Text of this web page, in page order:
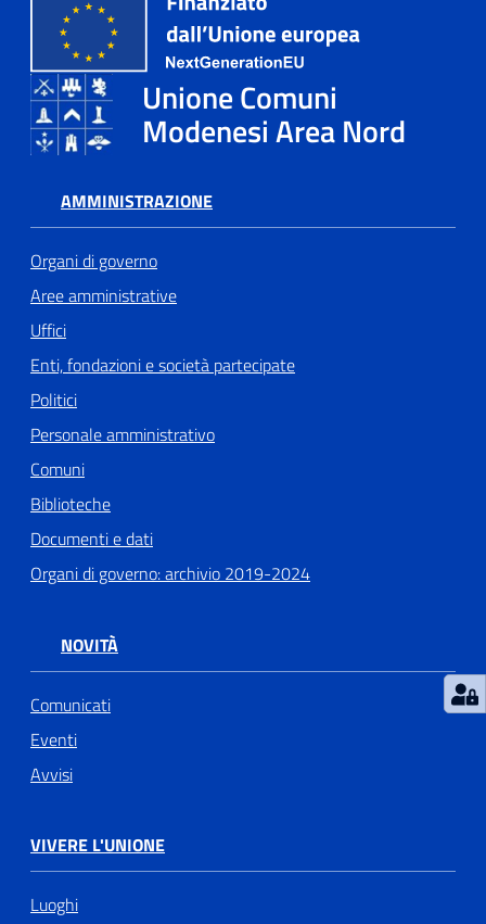
TERRA
Tutti
gli
argomenti...
su
Unione Comuni
Modenesi Area Nord
AMMINISTRAZIONE
Organi di governo
Aree amministrative
Uffici
Enti, fondazioni e società partecipate
Politici
Personale amministrativo
Comuni
Biblioteche
Documenti e dati
Organi di governo: archivio 2019-2024
NOVITÀ
Comunicati
Eventi
Avvisi
VIVERE L'UNIONE
Luoghi